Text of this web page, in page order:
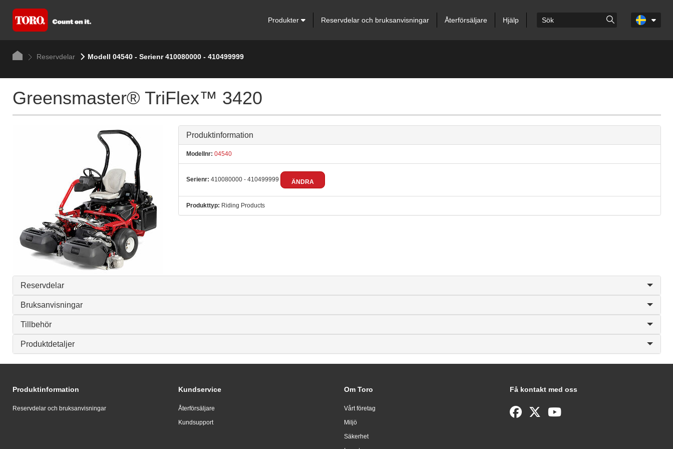
Produkter Reservdelar och bruksanvisningar Återförsäljare Hjälp
Reservdelar Modell 04540 - Serienr 410080000 - 410499999
Greensmaster® TriFlex™ 3420
Produktinformation
Modellnr: 04540
Serienr: 410080000 - 410499999 ÄNDRA
Produkttyp: Riding Products
Reservdelar
Bruksanvisningar
Tillbehör
Produktdetaljer
Produktinformation
Reservdelar och bruksanvisningar
Kundservice
Återförsäljare
Kundsupport
Om Toro
Vårt företag
Miljö
Säkerhet
Få kontakt med oss